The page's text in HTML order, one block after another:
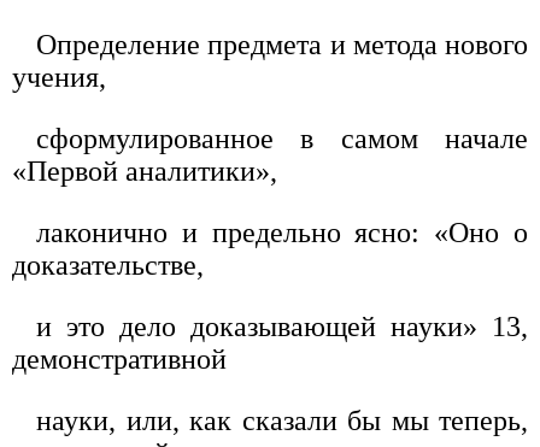
Определение предмета и метода нового
учения,
сформулированное в самом начале
«Первой аналитики»,
лаконично и предельно ясно: «Оно о
доказательстве,
и это дело доказывающей науки» 13,
демонстративной
науки, или, как сказали бы мы теперь,